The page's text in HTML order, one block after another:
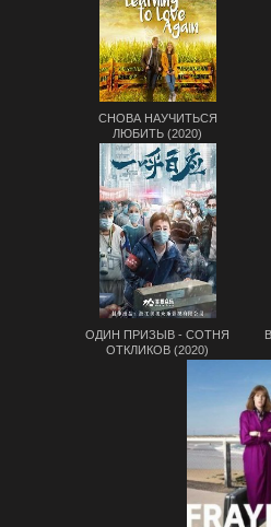
СНОВА НАУЧИТЬСЯ
ЛЮБИТЬ (2020)
ОДИН ПРИЗЫВ - СОТНЯ
ОТКЛИКОВ (2020)